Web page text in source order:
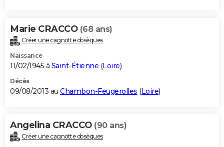
Marie CRACCO (68 ans)
Créer une cagnotte obsèques
Naissance
11/02/1945 à Saint-Étienne (Loire)
Décès
09/08/2013 au Chambon-Feugerolles (Loire)
Angelina CRACCO (90 ans)
Créer une cagnotte obsèques